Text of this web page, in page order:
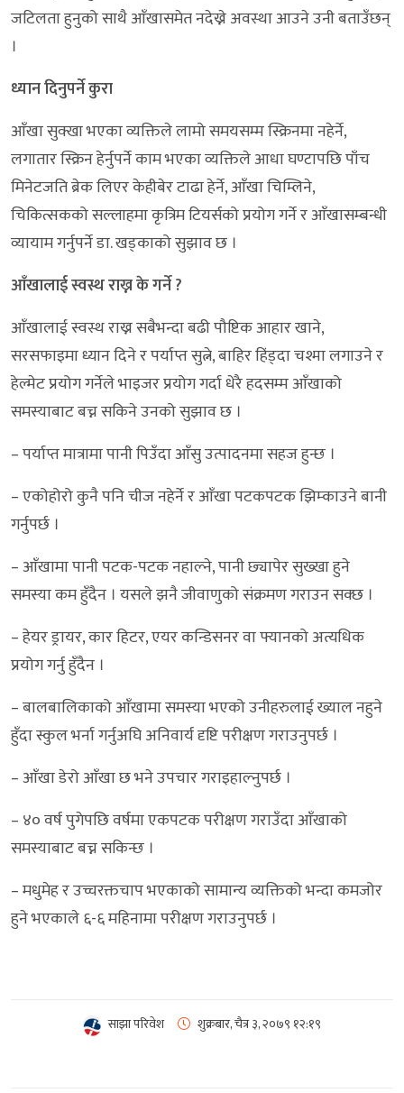
जटिलता हुनुको साथै आँखासमेत नदेख्ने अवस्था आउने उनी बताउँछन्
।
ध्यान दिनुपर्ने कुरा
आँखा सुक्खा भएका व्यक्तिले लामो समयसम्म स्क्रिनमा नहेर्ने,
लगातार स्क्रिन हेर्नुपर्ने काम भएका व्यक्तिले आधा घण्टापछि पाँच
मिनेटजति ब्रेक लिएर केहीबेर टाढा हेर्ने, आँखा चिम्लिने,
चिकित्सकको सल्लाहमा कृत्रिम टियर्सको प्रयोग गर्ने र आँखासम्बन्धी
व्यायाम गर्नुपर्ने डा. खड्काको सुझाव छ ।
आँखालाई स्वस्थ राख्न के गर्ने ?
आँखालाई स्वस्थ राख्न सबैभन्दा बढी पौष्टिक आहार खाने,
सरसफाइमा ध्यान दिने र पर्याप्त सुत्ने, बाहिर हिंड्दा चश्मा लगाउने र
हेल्मेट प्रयोग गर्नेले भाइजर प्रयोग गर्दा धेरै हदसम्म आँखाको
समस्याबाट बच्न सकिने उनको सुझाव छ ।
– पर्याप्त मात्रामा पानी पिउँदा आँसु उत्पादनमा सहज हुन्छ ।
– एकोहोरो कुनै पनि चीज नहेर्ने र आँखा पटकपटक झिम्काउने बानी
गर्नुपर्छ ।
– आँखामा पानी पटक-पटक नहाल्ने, पानी छ्यापेर सुख्खा हुने
समस्या कम हुँदैन । यसले झनै जीवाणुको संक्रमण गराउन सक्छ ।
– हेयर ड्रायर, कार हिटर, एयर कन्डिसनर वा फ्यानको अत्यधिक
प्रयोग गर्नु हुँदैन ।
– बालबालिकाको आँखामा समस्या भएको उनीहरुलाई ख्याल नहुने
हुँदा स्कुल भर्ना गर्नुअघि अनिवार्य दृष्टि परीक्षण गराउनुपर्छ ।
– आँखा डेरो आँखा छ भने उपचार गराइहाल्नुपर्छ ।
– ४० वर्ष पुगेपछि वर्षमा एकपटक परीक्षण गराउँदा आँखाको
समस्याबाट बच्न सकिन्छ ।
– मधुमेह र उच्चरक्तचाप भएकाको सामान्य व्यक्तिको भन्दा कमजोर
हुने भएकाले ६-६ महिनामा परीक्षण गराउनुपर्छ ।
साझा परिवेश शुक्रबार, चैत्र ३, २०७९ १२:१९